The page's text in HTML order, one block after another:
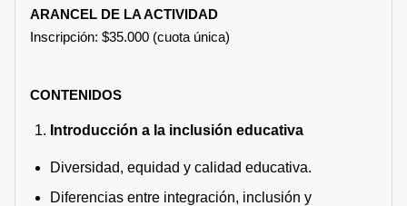
ARANCEL DE LA ACTIVIDAD
Inscripción: $35.000 (cuota única)
CONTENIDOS
Introducción a la inclusión educativa
Diversidad, equidad y calidad educativa.
Diferencias entre integración, inclusión y